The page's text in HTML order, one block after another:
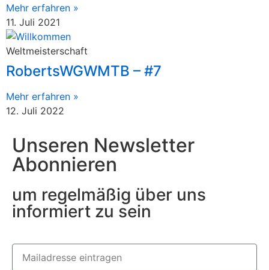
Mehr erfahren »
11. Juli 2021
Weltmeisterschaft
RobertsWGWMTB – #7
Mehr erfahren »
12. Juli 2022
Unseren Newsletter
Abonnieren
um regelmäßig über uns
informiert zu sein